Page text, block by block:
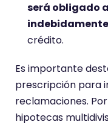
será obligado
indebidamente
crédito.
Es importante
prescripción para
reclamaciones.
hipotecas